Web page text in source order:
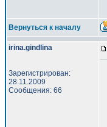
Вернуться к началу
irina.gindlina
Зарегистрирован:
28.11.2009
Сообщения: 66